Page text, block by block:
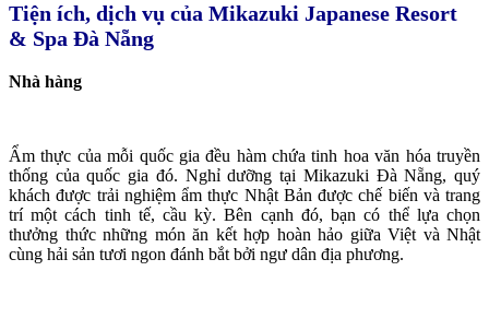
Tiện ích, dịch vụ của Mikazuki Japanese Resort
& Spa Đà Nẵng
Nhà hàng
Ẩm thực của mỗi quốc gia đều hàm chứa tinh hoa văn hóa truyền
thống của quốc gia đó. Nghỉ dưỡng tại Mikazuki Đà Nẵng, quý
khách được trải nghiệm ẩm thực Nhật Bản được chế biến và trang
trí một cách tinh tế, cầu kỳ. Bên cạnh đó, bạn có thể lựa chọn
thưởng thức những món ăn kết hợp hoàn hảo giữa Việt và Nhật
cùng hải sản tươi ngon đánh bắt bởi ngư dân địa phương.